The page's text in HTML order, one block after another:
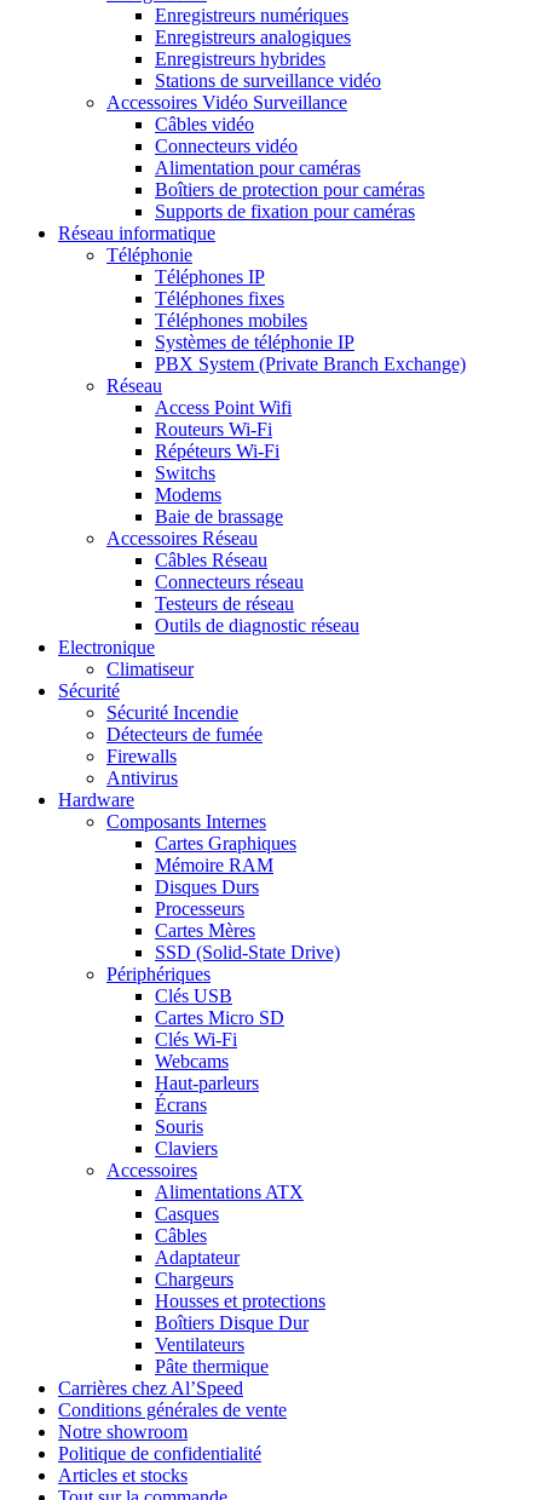
Enregistreurs numériques
Enregistreurs analogiques
Enregistreurs hybrides
Stations de surveillance vidéo
Accessoires Vidéo Surveillance
Câbles vidéo
Connecteurs vidéo
Alimentation pour caméras
Boîtiers de protection pour caméras
Supports de fixation pour caméras
Réseau informatique
Téléphonie
Téléphones IP
Téléphones fixes
Téléphones mobiles
Systèmes de téléphonie IP
PBX System (Private Branch Exchange)
Réseau
Access Point Wifi
Routeurs Wi-Fi
Répéteurs Wi-Fi
Switchs
Modems
Baie de brassage
Accessoires Réseau
Câbles Réseau
Connecteurs réseau
Testeurs de réseau
Outils de diagnostic réseau
Electronique
Climatiseur
Sécurité
Sécurité Incendie
Détecteurs de fumée
Firewalls
Antivirus
Hardware
Composants Internes
Cartes Graphiques
Mémoire RAM
Disques Durs
Processeurs
Cartes Mères
SSD (Solid-State Drive)
Périphériques
Clés USB
Cartes Micro SD
Clés Wi-Fi
Webcams
Haut-parleurs
Écrans
Souris
Claviers
Accessoires
Alimentations ATX
Casques
Câbles
Adaptateur
Chargeurs
Housses et protections
Boîtiers Disque Dur
Ventilateurs
Pâte thermique
Carrières chez Al’Speed
Conditions générales de vente
Notre showroom
Politique de confidentialité
Articles et stocks